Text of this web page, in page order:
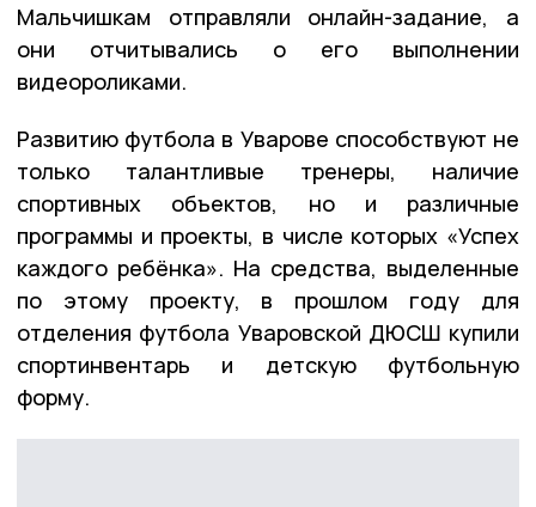
Мальчишкам отправляли онлайн-задание, а
они отчитывались о его выполнении
видеороликами.
Развитию футбола в Уварове способствуют не
только талантливые тренеры, наличие
спортивных объектов, но и различные
программы и проекты, в числе которых «Успех
каждого ребёнка». На средства, выделенные
по этому проекту, в прошлом году для
отделения футбола Уваровской ДЮСШ купили
спортинвентарь и детскую футбольную
форму.